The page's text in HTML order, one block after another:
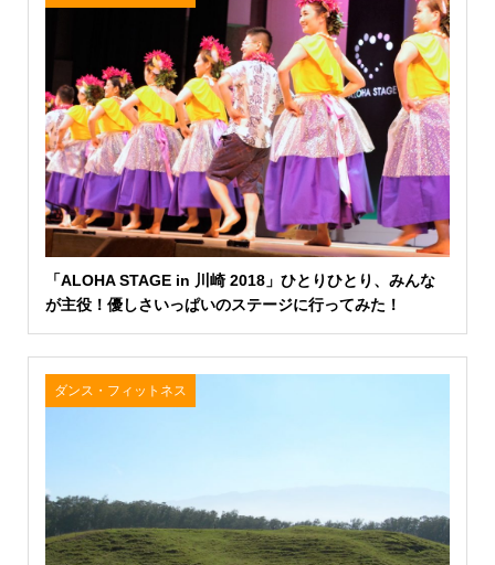
「ALOHA STAGE in 川崎 2018」ひとりひとり、みんな
が主役！優しさいっぱいのステージに行ってみた！
ダンス・フィットネス